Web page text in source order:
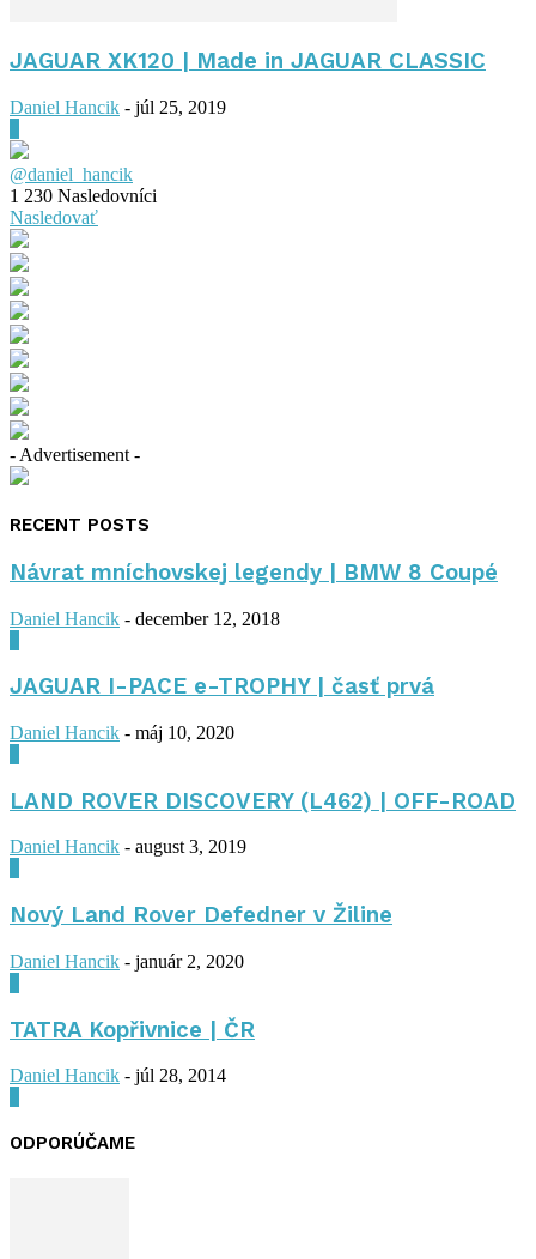
JAGUAR XK120 | Made in JAGUAR CLASSIC
Daniel Hancik - júl 25, 2019
@daniel_hancik
1 230 Nasledovníci
Nasledovať
- Advertisement -
RECENT POSTS
Návrat mníchovskej legendy | BMW 8 Coupé
Daniel Hancik - december 12, 2018
JAGUAR I-PACE e-TROPHY | časť prvá
Daniel Hancik - máj 10, 2020
LAND ROVER DISCOVERY (L462) | OFF-ROAD
Daniel Hancik - august 3, 2019
Nový Land Rover Defedner v Žiline
Daniel Hancik - január 2, 2020
TATRA Kopřivnice | ČR
Daniel Hancik - júl 28, 2014
ODPORÚČAME